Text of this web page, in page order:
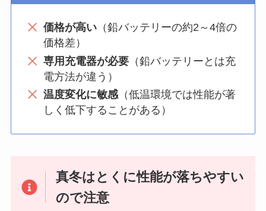
価格が高い（鉛バッテリーの約2～4倍の
価格差）
専用充電器が必要（鉛バッテリーとは充
電方法が違う）
温度変化に敏感（低温環境では性能が著
しく低下することがある）
真冬はとくに性能が落ちやすい
ので注意